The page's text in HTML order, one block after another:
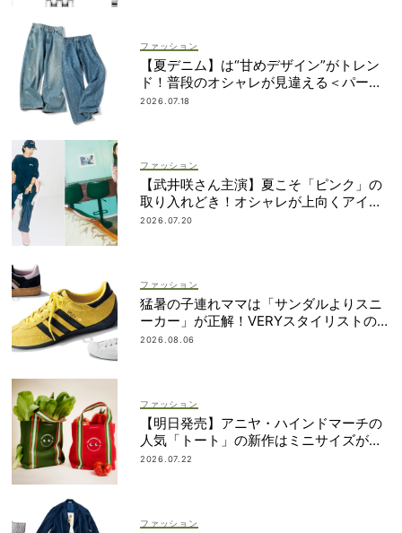
ファッション
【夏デニム】は“甘めデザイン”がトレン
ド！普段のオシャレが見違える＜パー
ル、レースetc.＞
2026.07.18
ファッション
【武井咲さん主演】夏こそ「ピンク」の
取り入れどき！オシャレが上向くアイデ
ィア6選
2026.07.20
ファッション
猛暑の子連れママは「サンダルよりスニ
ーカー」が正解！VERYスタイリストの愛
用品5選
2026.08.06
ファッション
【明日発売】アニヤ・ハインドマーチの
人気「トート」の新作はミニサイズがセ
ット！
2026.07.22
ファッション